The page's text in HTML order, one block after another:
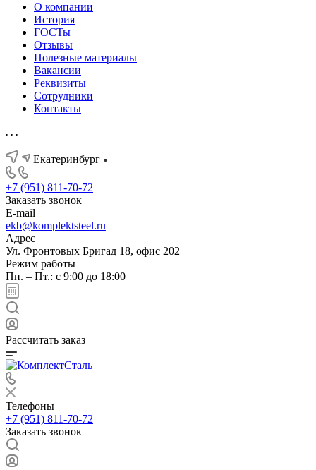
О компании
История
ГОСТы
Отзывы
Полезные материалы
Вакансии
Реквизиты
Сотрудники
Контакты
Екатеринбург
+7 (951) 811-70-72
Заказать звонок
E-mail
ekb@komplektsteel.ru
Адрес
Ул. Фронтовых Бригад 18, офис 202
Режим работы
Пн. – Пт.: с 9:00 до 18:00
Рассчитать заказ
Телефоны
+7 (951) 811-70-72
Заказать звонок